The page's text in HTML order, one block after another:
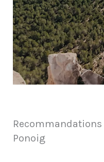
Ponoig